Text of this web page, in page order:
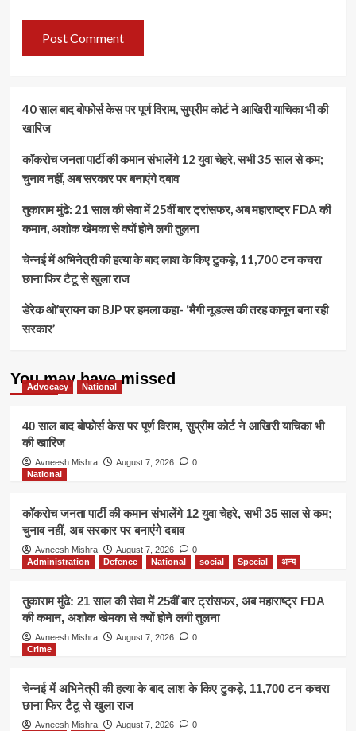
40 साल बाद बोफोर्स केस पर पूर्ण विराम, सुप्रीम कोर्ट ने आखिरी याचिका भी की
खारिज
कॉकरोच जनता पार्टी की कमान संभालेंगे 12 युवा चेहरे, सभी 35 साल से कम;
चुनाव नहीं, अब सरकार पर बनाएंगे दबाव
तुकाराम मुंढे: 21 साल की सेवा में 25वीं बार ट्रांसफर, अब महाराष्ट्र FDA की
कमान, अशोक खेमका से क्यों होने लगी तुलना
चेन्नई में अभिनेत्री की हत्या के बाद लाश के किए टुकड़े, 11,700 टन कचरा
छाना फिर टैटू से खुला राज
डेरेक ओ’ब्रायन का BJP पर हमला कहा- ‘मैगी नूडल्स की तरह कानून बना रही
सरकार’
You may have missed
Advocacy National
40 साल बाद बोफोर्स केस पर पूर्ण विराम, सुप्रीम कोर्ट ने आखिरी याचिका भी
की खारिज
Avneesh Mishra August 7, 2026
0
National
कॉकरोच जनता पार्टी की कमान संभालेंगे 12 युवा चेहरे, सभी 35 साल से कम;
चुनाव नहीं, अब सरकार पर बनाएंगे दबाव
Avneesh Mishra August 7, 2026
0
Administration
Defence National social Special अन्य
तुकाराम मुंढे: 21 साल की सेवा में 25वीं बार ट्रांसफर, अब महाराष्ट्र FDA
की कमान, अशोक खेमका से क्यों होने लगी तुलना
Avneesh Mishra August 7, 2026
0
Crime
चेन्नई में अभिनेत्री की हत्या के बाद लाश के किए टुकड़े, 11,700 टन कचरा
छाना फिर टैटू से खुला राज
Avneesh Mishra August 7, 2026
0